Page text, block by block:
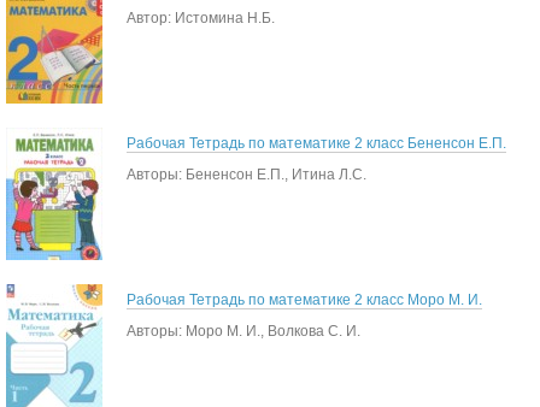
Автор: Истомина Н.Б.
Рабочая Тетрадь по математике 2 класс Бененсон Е.П.
Авторы: Бененсон Е.П., Итина Л.С.
Рабочая Тетрадь по математике 2 класс Моро М. И.
Авторы: Моро М. И., Волкова С. И.